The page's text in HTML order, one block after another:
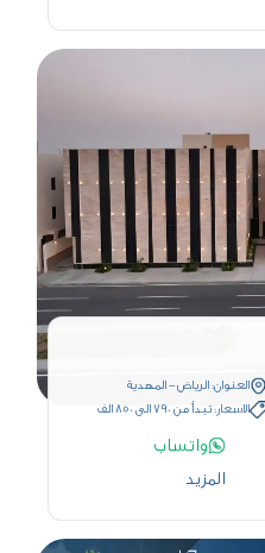
العنوان: الرياض - المهدية
الاسعار: تبدأ من 790 الى 850 الف
واتساب
المزيد